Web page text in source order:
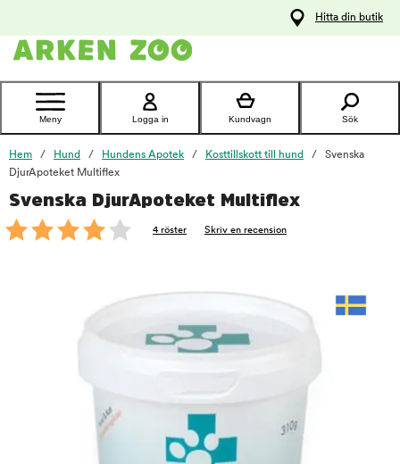
Kontakta
Hitta din butik
Meny Logga in Kundvagn Sök
Hem Hund Hundens Apotek Kosttillskott till hund
Svenska
DjurApoteket Multiflex
Svenska DjurApoteket Multiflex
4 röster Skriv en recension
foo